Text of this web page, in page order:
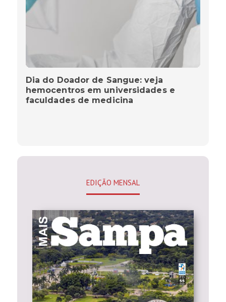
Dia do Doador de Sangue: veja
hemocentros em universidades e
faculdades de medicina
EDIÇÃO MENSAL